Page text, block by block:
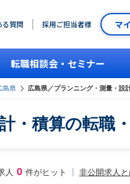
る質問 採用ご担当者様 マ
転職相談会・セミナー
島県 広島県／プランニング・測量・設
・積算の転職
人 0 件がヒット 非公開求人と